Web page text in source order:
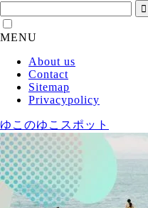
MENU
About us
Contact
Sitemap
Privacypolicy
ゆこのゆこスポット